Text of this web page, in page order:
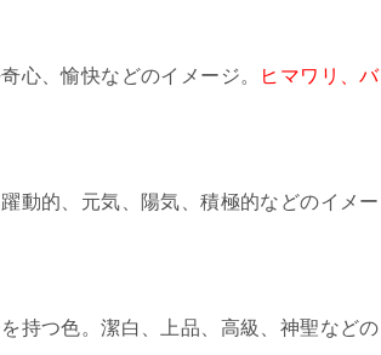
心、愉快などのイメージ。
ヒマワリ、バ
動的、元気、陽気、積極的などのイメー
持つ色。潔白、上品、高級、神聖などの